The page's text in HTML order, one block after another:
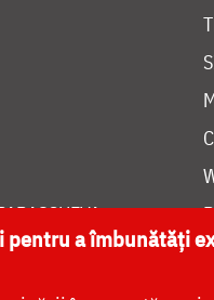
pentru a îmbunătăți